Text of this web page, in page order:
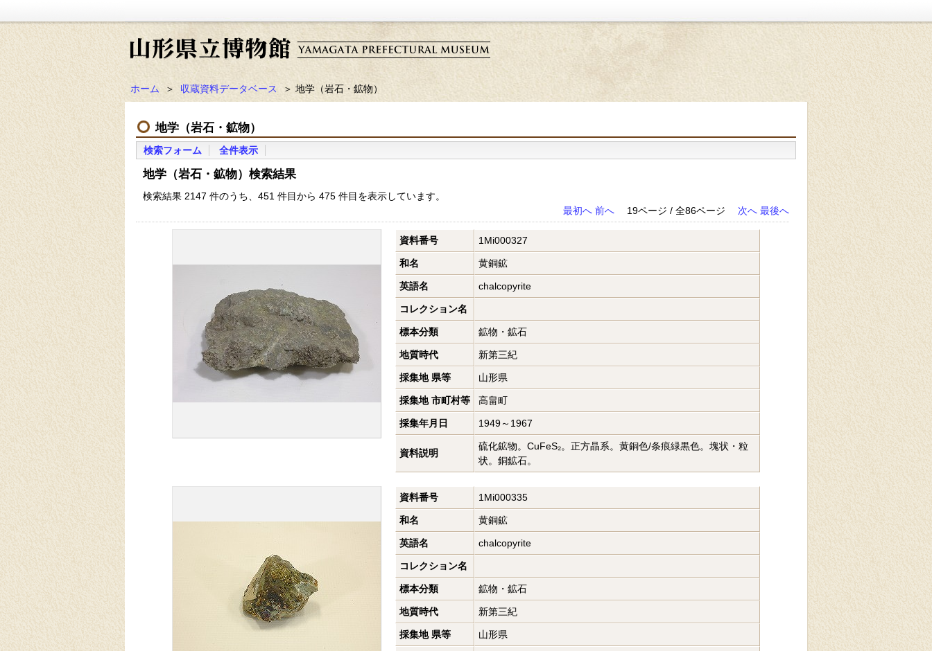
ホーム ＞ 収蔵資料データベース ＞ 地学（岩石・鉱物）
地学（岩石・鉱物）
検索フォーム 全件表示
地学（岩石・鉱物）検索結果
検索結果 2147 件のうち、451 件目から 475 件目を表示しています。
最初へ 前へ 19ページ / 全86ページ 次へ 最後へ
資料番号 1Mi000327
和名 黄銅鉱
英語名 chalcopyrite
コレクション名
標本分類 鉱物・鉱石
地質時代 新第三紀
採集地 県等 山形県
採集地 市町村等 高畠町
採集年月日 1949～1967
資料説明
硫化鉱物。CuFeS₂。正方晶系。黄銅色/条痕緑黒色。塊状・粒
状。銅鉱石。
資料番号 1Mi000335
和名 黄銅鉱
英語名 chalcopyrite
コレクション名
標本分類 鉱物・鉱石
地質時代 新第三紀
採集地 県等 山形県